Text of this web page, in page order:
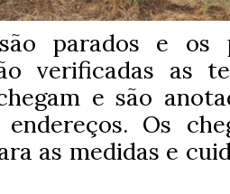
parados e os
verificadas as
e são
Os
as medidas e